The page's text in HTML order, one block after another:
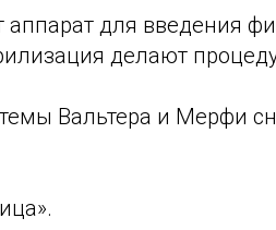
для введения
делают
Вальтера и Мерфи